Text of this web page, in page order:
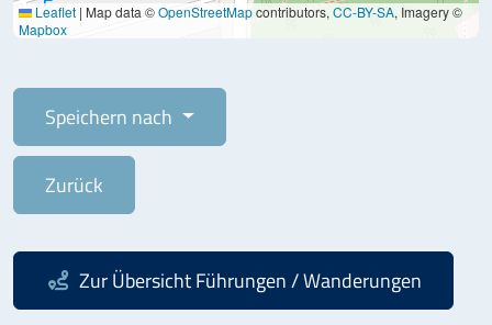
Leaflet | Map data ©OpenStreetMapcontributors, CC-BY-SA, Imagery ©
Mapbox
Speichern nach
Zurück
Zur ÜbersichtFührungen / Wanderungen